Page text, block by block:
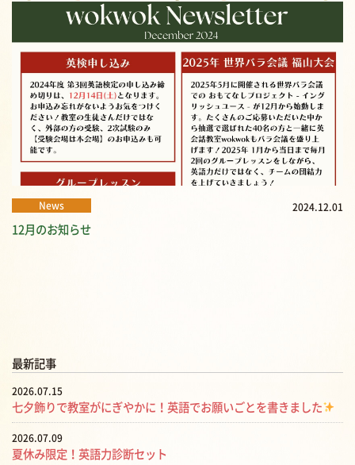
News 2024.12.01
12月のお知らせ
最新記事
2026.07.15
七夕飾りで教室がにぎやかに！英語でお願いごとを書きました
2026.07.09
夏休み限定！英語力診断セット